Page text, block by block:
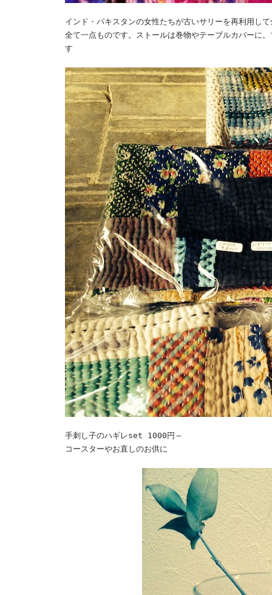
インド・パキスタンの女性たちが古いサリーを再利用し
全て一点ものです。ストールは巻物やテーブルカバーに
す
手刺し子のハギレset 1000円～
コースターやお直しのお供に